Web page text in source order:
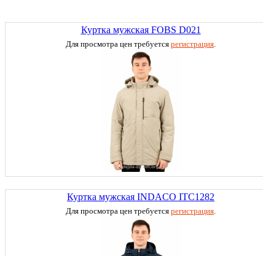
Куртка мужская FOBS D021
Для просмотра цен требуется регистрация
Куртка мужская INDACO ITC1282
Для просмотра цен требуется регистрация